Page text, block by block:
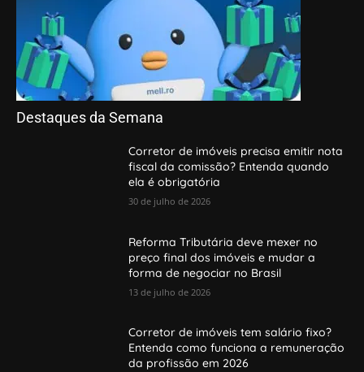
Destaques da Semana
Corretor de imóveis precisa emitir nota
fiscal da comissão? Entenda quando
ela é obrigatória
30 de julho de 2026
Reforma Tributária deve mexer no
preço final dos imóveis e mudar a
forma de negociar no Brasil
13 de julho de 2026
Corretor de imóveis tem salário fixo?
Entenda como funciona a remuneração
da profissão em 2026